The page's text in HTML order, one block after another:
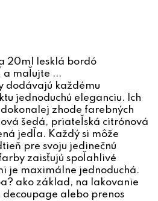
20ml lesklá bordó
a maľujte ...
dodávajú každému
jednoduchú eleganciu. Ich
zhode farebných
šedá, priateľská citrónová
jedľa. Každý si môže
pre svoju jedinečnú
zaisťujú spoľahlivé
je maximálne jednoduchá.
ako základ, na lakovanie
alebo prenos